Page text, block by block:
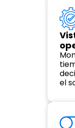
el